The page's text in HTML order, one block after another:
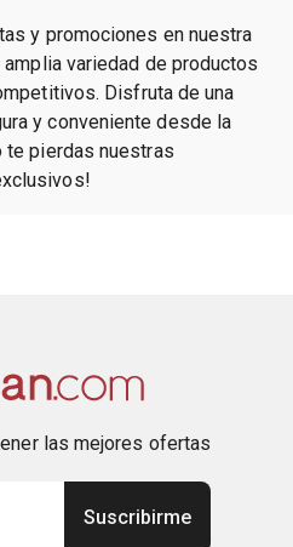
y promociones en nuestra
variedad de productos
Disfruta de una
y conveniente desde la
te pierdas nuestras
las mejores ofertas
Suscribirme